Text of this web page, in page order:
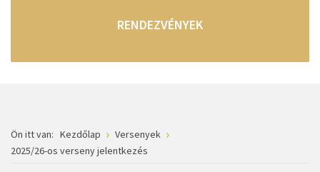
RENDEZVÉNYEK
Ön itt van: Kezdőlap
Versenyek
2025/26-os verseny jelentkezés